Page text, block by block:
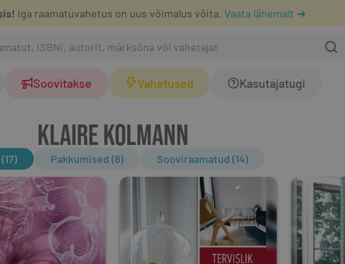
Iga raamatuvahetus on uus võimalus võita. Vaata lähemalt ➔
Soovitakse Vahetused Kasutajatugi
KLAIRE KOLMANN
Pakkumised (8) Sooviraamatud (14)